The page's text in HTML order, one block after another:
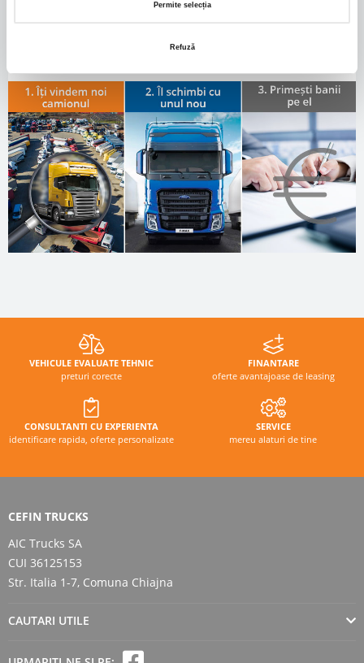
Permite selecția
Refuză
VEHICULE EVALUATE TEHNIC
preturi corecte
FINANTARE
oferte avantajoase de leasing
CONSULTANTI CU EXPERIENTA
identificare rapida, oferte personalizate
SERVICE
mereu alaturi de tine
CEFIN TRUCKS
AIC Trucks SA
CUI 36125153
Str. Italia 1-7, Comuna Chiajna
CAUTARI UTILE